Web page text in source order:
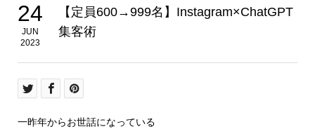
24
JUN
2023
【定員600→999名】Instagram×ChatGPT
集客術
一昨年からお世話になっている